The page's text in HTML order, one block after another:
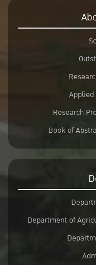
Research
Book of
Department of